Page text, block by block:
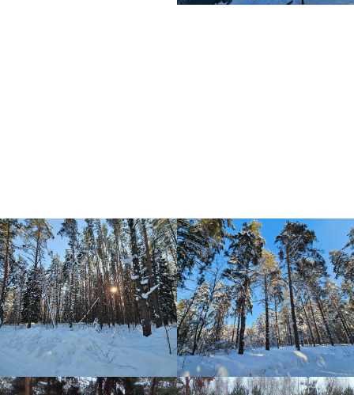
Оставьте заявку, мы свяжемся с вами и
проконсультируем вас по любым вопросам
нашей специализации.
Отправить заявку